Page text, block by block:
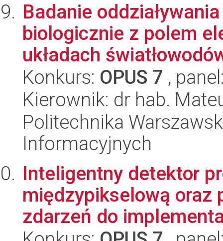
Badanie
biologicznie z polem
układach
Konkurs: OPUS 7 ,
Kierownik: dr hab.
Politechnika
Informacyjnych
Inteligentny detektor
międzypikselową oraz
zdarzeń do